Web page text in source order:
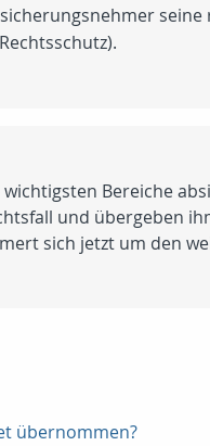
Bereiche
und übergeben
sich jetzt um den
übernommen?